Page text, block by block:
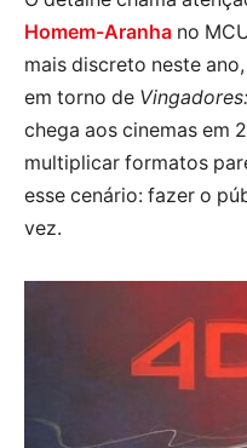
Homem-Aranha no
mais discreto neste
em torno de
chega aos cinemas em
multiplicar formatos
esse cenário: fazer o
vez.